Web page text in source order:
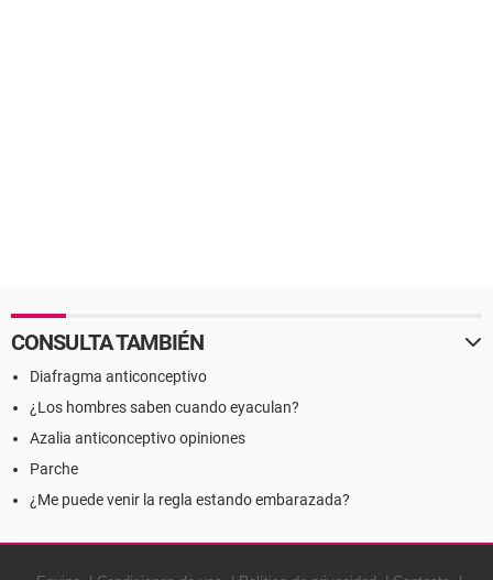
CONSULTA TAMBIÉN
Diafragma anticonceptivo
¿Los hombres saben cuando eyaculan?
Azalia anticonceptivo opiniones
Parche
¿Me puede venir la regla estando embarazada?